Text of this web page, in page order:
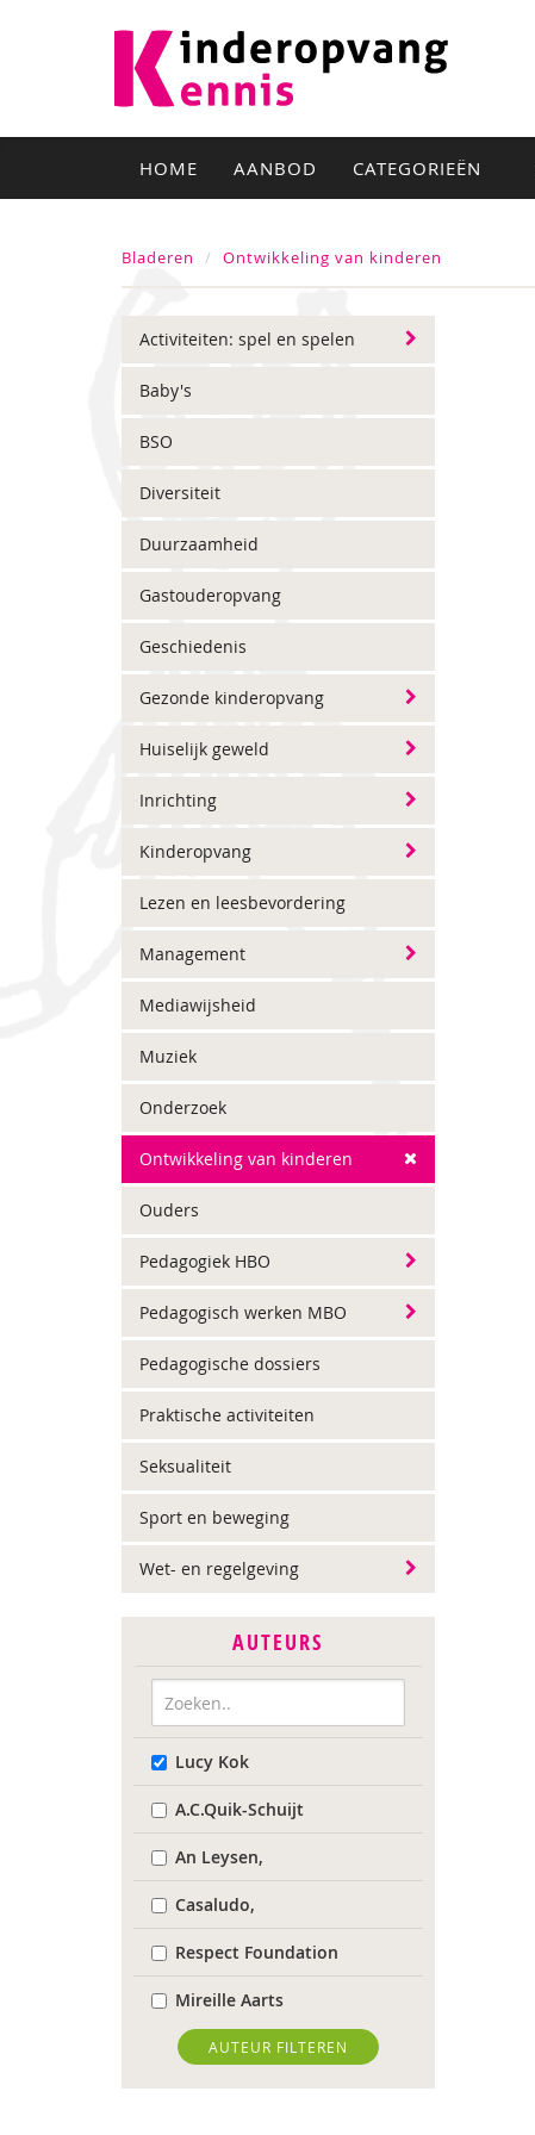
HOME AANBOD CATEGORIEËN
Bladeren Ontwikkeling van kinderen
Activiteiten: spel en spelen
Baby's
BSO
Diversiteit
Duurzaamheid
Gastouderopvang
Geschiedenis
Gezonde kinderopvang
Huiselijk geweld
Inrichting
Kinderopvang
Lezen en leesbevordering
Management
Mediawijsheid
Muziek
Onderzoek
Ontwikkeling van kinderen
Ouders
Pedagogiek HBO
Pedagogisch werken MBO
Pedagogische dossiers
Praktische activiteiten
Seksualiteit
Sport en beweging
Wet- en regelgeving
AUTEURS
Lucy Kok
A.C.Quik-Schuijt
An Leysen,
Casaludo,
Respect Foundation
Mireille Aarts
Marijke Adema
Ilse Aerden
AUTEUR FILTEREN